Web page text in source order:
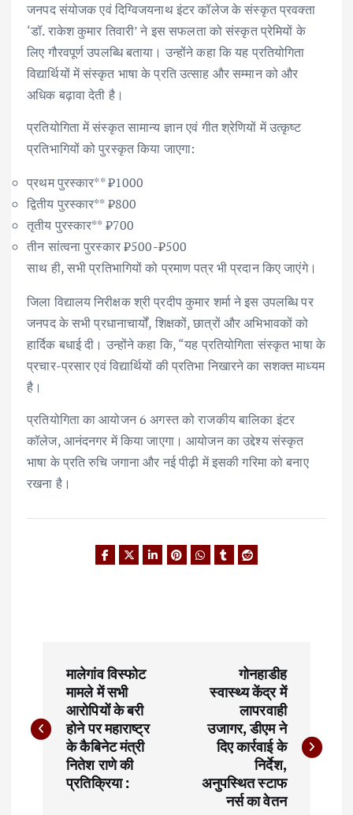
जनपद संयोजक एवं दिग्विजयनाथ इंटर कॉलेज के संस्कृत प्रवक्ता
‘डॉ. राकेश कुमार तिवारी’ ने इस सफलता को संस्कृत प्रेमियों के
लिए गौरवपूर्ण उपलब्धि बताया। उन्होंने कहा कि यह प्रतियोगिता
विद्यार्थियों में संस्कृत भाषा के प्रति उत्साह और सम्मान को और
अधिक बढ़ावा देती है।
प्रतियोगिता में संस्कृत सामान्य ज्ञान एवं गीत श्रेणियों में उत्कृष्ट
प्रतिभागियों को पुरस्कृत किया जाएगा:
प्रथम पुरस्कार** ₹1000
द्वितीय पुरस्कार** ₹800
तृतीय पुरस्कार** ₹700
तीन सांत्वना पुरस्कार ₹500-₹500
साथ ही, सभी प्रतिभागियों को प्रमाण पत्र भी प्रदान किए जाएंगे।
जिला विद्यालय निरीक्षक श्री प्रदीप कुमार शर्मा ने इस उपलब्धि पर
जनपद के सभी प्रधानाचार्यों, शिक्षकों, छात्रों और अभिभावकों को
हार्दिक बधाई दी। उन्होंने कहा कि, “यह प्रतियोगिता संस्कृत भाषा के
प्रचार-प्रसार एवं विद्यार्थियों की प्रतिभा निखारने का सशक्त माध्यम
है।
प्रतियोगिता का आयोजन 6 अगस्त को राजकीय बालिका इंटर
कॉलेज, आनंदनगर में किया जाएगा। आयोजन का उद्देश्य संस्कृत
भाषा के प्रति रुचि जगाना और नई पीढ़ी में इसकी गरिमा को बनाए
रखना है।
s
मालेगांव विस्फोट
मामले में सभी
आरोपियों के बरी
होने पर महाराष्ट्र
के कैबिनेट मंत्री
नितेश राणे की
प्रतिक्रिया :
गोनहाडीह
स्वास्थ्य केंद्र में
लापरवाही
उजागर, डीएम ने
दिए कार्रवाई के
निर्देश,
अनुपस्थित स्टाफ
नर्स का वेतन